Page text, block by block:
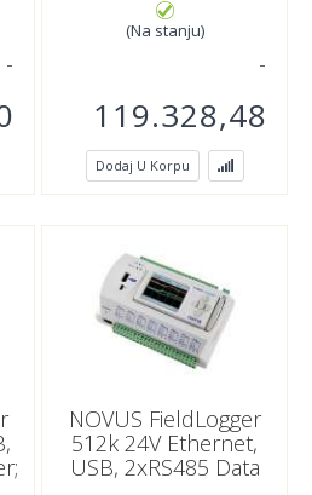
(Na stanju)
119.328,48
Dodaj U Korpu
NOVUS FieldLogger
512k 24V Ethernet,
USB, 2xRS485 Data